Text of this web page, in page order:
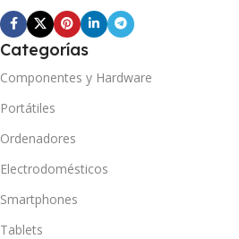
Categorías
Componentes y Hardware
Portátiles
Ordenadores
Electrodomésticos
Smartphones
Tablets